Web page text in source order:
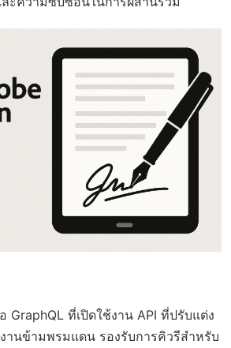
GraphQL ที่เปิดใช้งาน API ที่ปรับแต่ง
านข้ามพรมแดน รองรับการคิวรีสำหรับ